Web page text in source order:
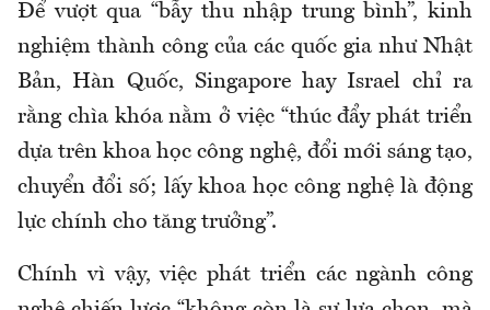
Để vượt qua “bẫy thu nhập trung bình”, kinh
nghiệm thành công của các quốc gia như Nhật
Bản, Hàn Quốc, Singapore hay Israel chỉ ra
rằng chìa khóa nằm ở việc “thúc đẩy phát triển
dựa trên khoa học công nghệ, đổi mới sáng tạo,
chuyển đổi số; lấy khoa học công nghệ là động
lực chính cho tăng trưởng”.
Chính vì vậy, việc phát triển các ngành công